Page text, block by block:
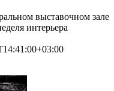
выставочном зале
интерьера